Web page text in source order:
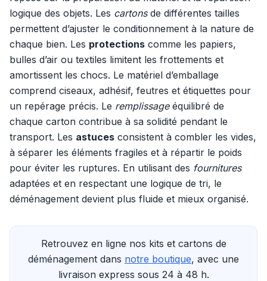
logique des objets. Les cartonsde différentes tailles
permettent d’ajuster le conditionnement à la nature de
chaque bien. Les protections comme les papiers,
bulles d’air ou textiles limitent les frottements et
amortissent les chocs. Le matériel d’emballage
comprend ciseaux, adhésif, feutres et étiquettes pour
un repérage précis. Le remplissageéquilibré de
chaque carton contribue à sa solidité pendant le
transport. Les astuces consistent à combler les vides,
à séparer les éléments fragiles et à répartir le poids
pour éviter les ruptures. En utilisant des fournitures
adaptées et en respectant une logique de tri, le
déménagement devient plus fluide et mieux organisé.
Retrouvez en ligne nos kits et cartons de
déménagement dans notre boutique, avec une
livraison express sous 24 à 48 h.